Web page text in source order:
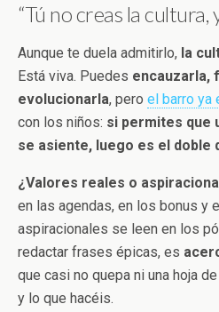
“Tú no creas la cultura,
Aunque te duela admitirlo, la
Está viva. Puedes encauzarla,
evolucionarla, pero el barro ya
con los niños: si permites que
se asiente, luego es el doble
¿Valores reales o
en las agendas, en los bonus y
aspiracionales se leen en los
redactar frases épicas, es
que casi no quepa ni una hoja
y lo que hacéis.